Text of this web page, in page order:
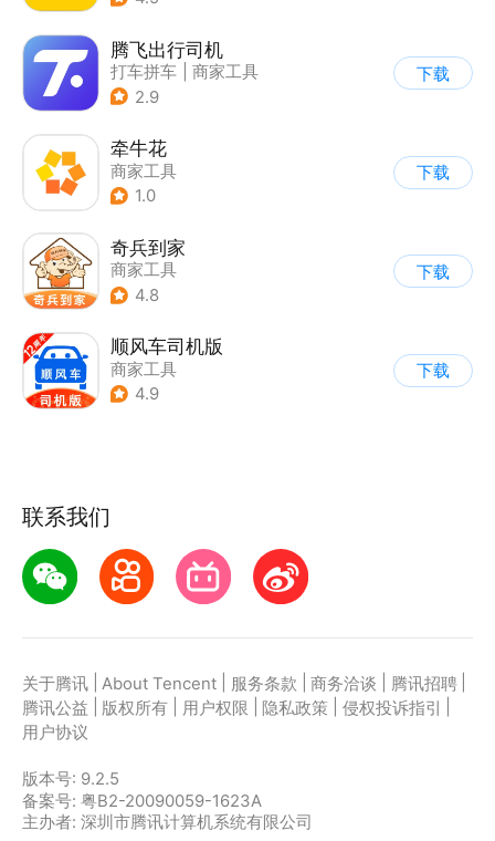
腾飞出行司机
打车拼车
商家工具
2.9
下载
牵牛花
商家工具
1.0
下载
奇兵到家
商家工具
4.8
下载
顺风车司机版
商家工具
4.9
下载
联系我们
关于腾讯 About Tencent 服务条款 商务洽谈 腾讯招聘
腾讯公益
版权所有 用户权限 隐私政策 侵权投诉指引
用户协议
版本号: 9.2.5
备案号: 粤B2-20090059-1623A
主办者: 深圳市腾讯计算机系统有限公司